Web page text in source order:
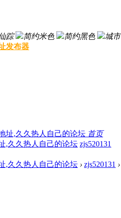
踪 简约米色 简约黑色 城市
发布器
首页
,久久热人自己的论坛 zjs520131
,久久热人自己的论坛 › zjs520131 ›